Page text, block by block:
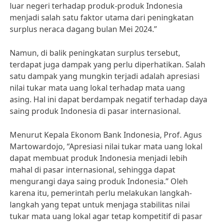
luar negeri terhadap produk-produk Indonesia
menjadi salah satu faktor utama dari peningkatan
surplus neraca dagang bulan Mei 2024.”
Namun, di balik peningkatan surplus tersebut,
terdapat juga dampak yang perlu diperhatikan. Salah
satu dampak yang mungkin terjadi adalah apresiasi
nilai tukar mata uang lokal terhadap mata uang
asing. Hal ini dapat berdampak negatif terhadap daya
saing produk Indonesia di pasar internasional.
Menurut Kepala Ekonom Bank Indonesia, Prof. Agus
Martowardojo, “Apresiasi nilai tukar mata uang lokal
dapat membuat produk Indonesia menjadi lebih
mahal di pasar internasional, sehingga dapat
mengurangi daya saing produk Indonesia.” Oleh
karena itu, pemerintah perlu melakukan langkah-
langkah yang tepat untuk menjaga stabilitas nilai
tukar mata uang lokal agar tetap kompetitif di pasar